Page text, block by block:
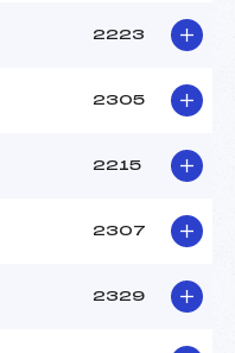
2223
2305
2215
2307
2329